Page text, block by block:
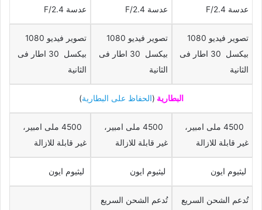
عدسة F/2.4
عدسة F/2.4
عدسة F/2.4
تصوير فيديو 1080
بيكسل 30 اطار فى
الثانية
تصوير فيديو 1080
بيكسل 30 اطار فى
الثانية
تصوير فيديو 1080
بيكسل 30 اطار فى
الثانية
البطارية (الحفاظ على البطارية)
4500 ملى امبير،
غير قابلة للازالة
4500 ملى امبير،
غير قابلة للازالة
4500 ملى امبير،
غير قابلة للازالة
ليثيوم ايون ليثيوم ايون ليثيوم ايون
تُدعم الشحن السريع
تُدعم الشحن السريع